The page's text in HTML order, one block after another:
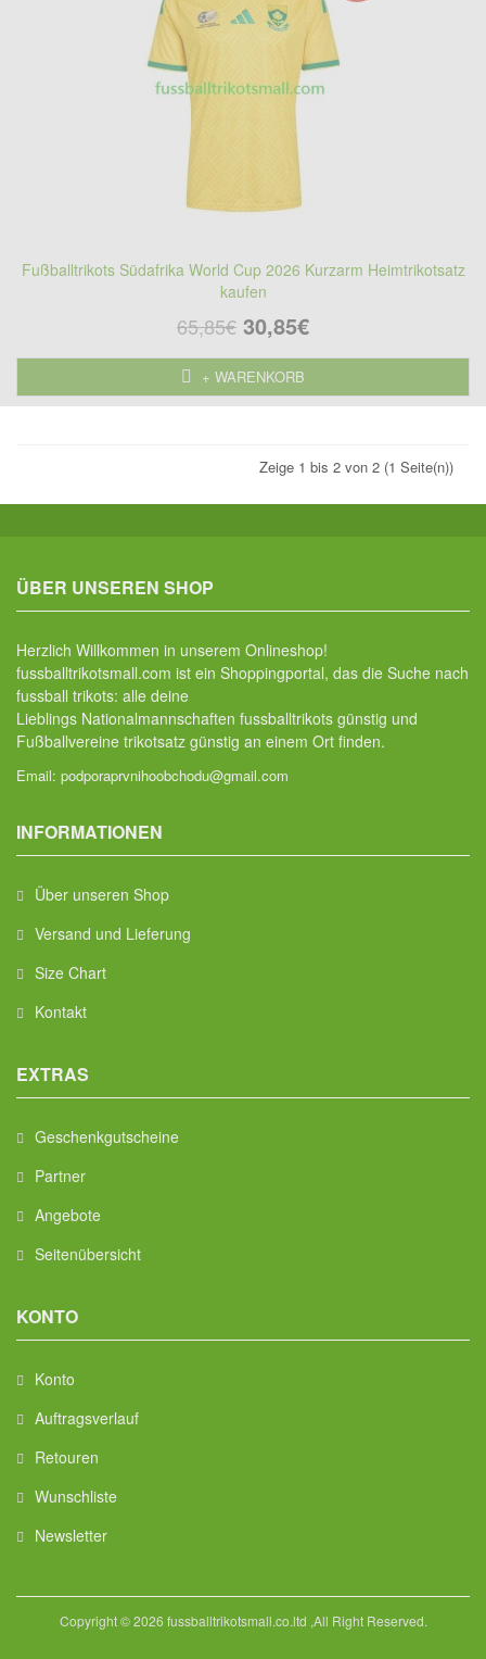
Fußballtrikots Südafrika World Cup 2026 Kurzarm Heimtrikotsatz
kaufen
65,85€ 30,85€
+ WARENKORB
Zeige 1 bis 2 von 2 (1 Seite(n))
ÜBER UNSEREN SHOP
Herzlich Willkommen in unserem Onlineshop!
fussballtrikotsmall.com ist ein Shoppingportal, das die Suche nach
fussball trikots: alle deine
Lieblings Nationalmannschaften fussballtrikots günstig und
Fußballvereine trikotsatz günstig an einem Ort finden.
Email: podporaprvnihoobchodu@gmail.com
INFORMATIONEN
Über unseren Shop
Versand und Lieferung
Size Chart
Kontakt
EXTRAS
Geschenkgutscheine
Partner
Angebote
Seitenübersicht
KONTO
Konto
Auftragsverlauf
Retouren
Wunschliste
Newsletter
Copyright © 2026 fussballtrikotsmall.co.ltd ,All Right Reserved.